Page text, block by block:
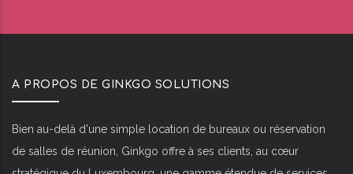
A PROPOS DE GINKGO SOLUTIONS
Bien au-delà d'une simple location de bureaux ou réservation
de salles de réunion, Ginkgo offre à ses clients, au cœur